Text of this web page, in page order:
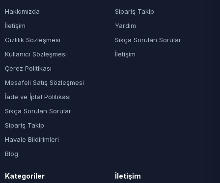
Hakkımızda
İletişim
Gizlilik Sözleşmesi
Kullanıcı Sözleşmesi
Çerez Politikası
Mesafeli Satış Sözleşmesi
İade ve İptal Politikası
Sıkça Sorulan Sorular
Sipariş Takip
Havale Bildirimleri
Blog
Sipariş Takip
Yardım
Sıkça Sorulan Sorular
İletişim
Kategoriler İletişim